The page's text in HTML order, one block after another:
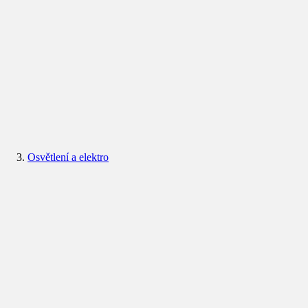
Osvětlení a elektro